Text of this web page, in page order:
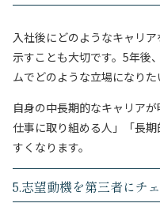
入社後にどのようなキャリ
示すことも大切です。5年後
ムでどのような立場になりた
自身の中長期的なキャリア
仕事に取り組める人」「長
すくなります。
5.志望動機を第三者にチ